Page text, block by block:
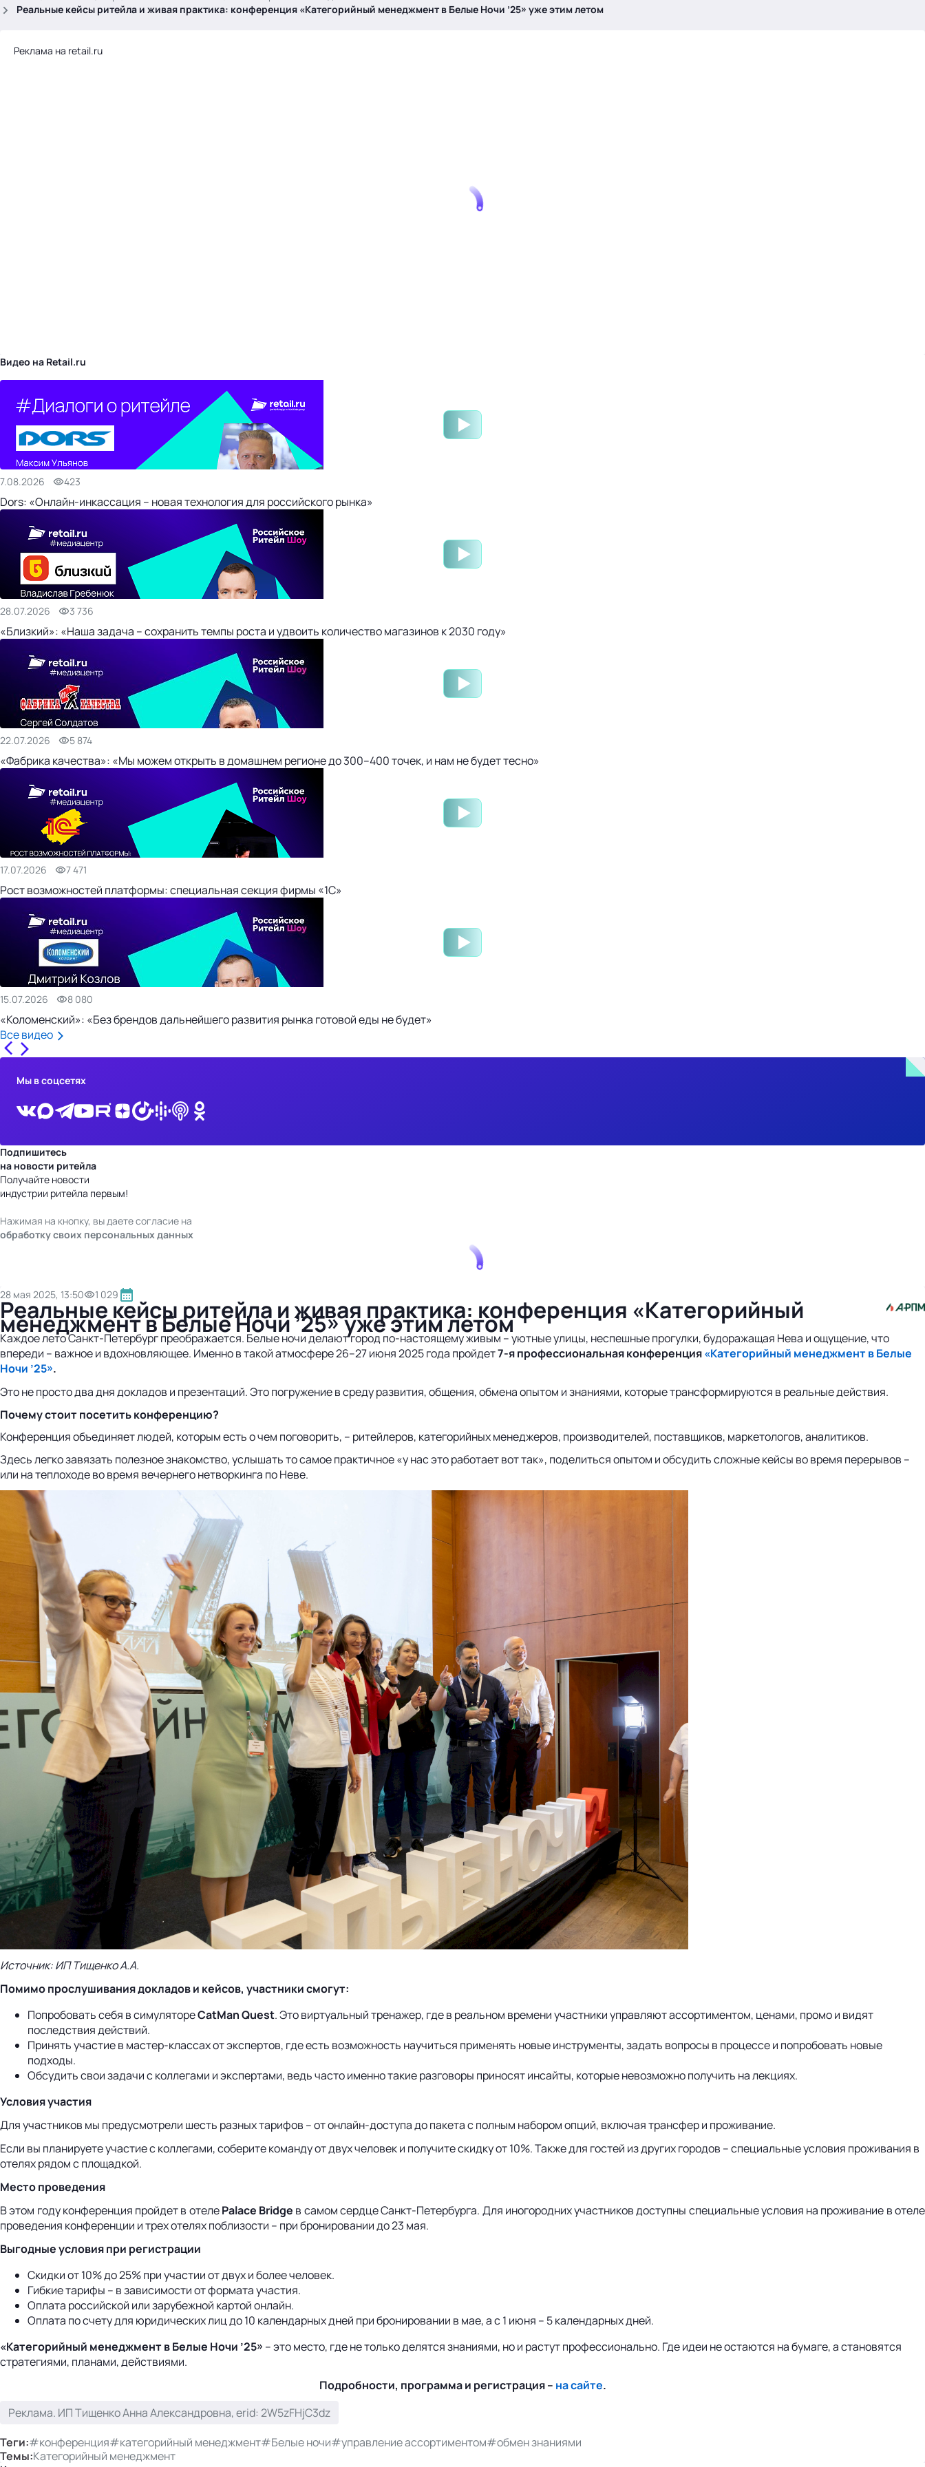
Реальные кейсы ритейла и живая практика: конференция «Категорийный менеджмент в Белые Ночи ’25» уже этим летом
Реклама на retail.ru
Видео на Retail.ru
7.08.2026 423
Dors: «Онлайн-инкассация – новая технология для российского рынка»
28.07.2026 3 736
«Близкий»: «Наша задача – сохранить темпы роста и удвоить количество магазинов к 2030 году»
22.07.2026 5 874
«Фабрика качества»: «Мы можем открыть в домашнем регионе до 300–400 точек, и нам не будет тесно»
17.07.2026 7 471
Рост возможностей платформы: специальная секция фирмы «1С»
15.07.2026 8 080
«Коломенский»: «Без брендов дальнейшего развития рынка готовой еды не будет»
Все видео
Мы в соцсетях
Подпишитесь
на новости ритейла
Получайте новости
индустрии ритейла первым!
Нажимая на кнопку, вы даете согласие на
обработку своих персональных данных
28 мая 2025, 13:50 1 029
Реальные кейсы ритейла и живая практика: конференция «Категорийный
менеджмент в Белые Ночи ’25» уже этим летом
Каждое лето Санкт-Петербург преображается. Белые ночи делают город по-настоящему живым – уютные улицы, неспешные прогулки, будоражащая Невa и ощущение, что
впереди – важное и вдохновляющее. Именно в такой атмосфере 26–27 июня 2025 года пройдет7-я профессиональная конференция«Категорийный менеджмент в Белые
Ночи ’25».
Это не просто два дня докладов и презентаций. Это погружение в среду развития, общения, обмена опытом и знаниями, которые трансформируются в реальные действия.
Почему стоит посетить конференцию?
Конференция объединяет людей, которым есть о чем поговорить, – ритейлеров, категорийных менеджеров, производителей, поставщиков, маркетологов, аналитиков.
Здесь легко завязать полезное знакомство, услышать то самое практичное «у нас это работает вот так», поделиться опытом и обсудить сложные кейсы во время перерывов –
или на теплоходе во время вечернего нетворкинга по Неве.
Источник: ИП Тищенко А.А.
Помимо прослушивания докладов и кейсов, участники смогут:
Попробовать себя в симулятореCatMan Quest. Это виртуальный тренажер, где в реальном времени участники управляют ассортиментом, ценами, промо и видят
последствия действий.
Принять участие в мастер-классах от экспертов, где есть возможность научиться применять новые инструменты, задать вопросы в процессе и попробовать новые
подходы.
Обсудить свои задачи с коллегами и экспертами, ведь часто именно такие разговоры приносят инсайты, которые невозможно получить на лекциях.
Условия участия
Для участников мы предусмотрели шесть разных тарифов – от онлайн-доступа до пакета с полным набором опций, включая трансфер и проживание.
Если вы планируете участие с коллегами, соберите команду от двух человек и получите скидку от 10%. Также для гостей из других городов – специальные условия проживания в
отелях рядом с площадкой.
Место проведения
В этом году конференция пройдет в отелеPalace Bridge в самом сердце Санкт-Петербурга. Для иногородних участников доступны специальные условия на проживание в отеле
проведения конференции и трех отелях поблизости – при бронировании до 23 мая.
Выгодные условия при регистрации
Скидки от 10% до 25% при участии от двух и более человек.
Гибкие тарифы – в зависимости от формата участия.
Оплата российской или зарубежной картой онлайн.
Оплата по счету для юридических лиц до 10 календарных дней при бронировании в мае, а с 1 июня – 5 календарных дней.
«Категорийный менеджмент в Белые Ночи ’25» – это место, где не только делятся знаниями, но и растут профессионально. Где идеи не остаются на бумаге, а становятся
стратегиями, планами, действиями.
Подробности, программа и регистрация – на сайте.
Реклама. ИП Тищенко Анна Александровна, erid: 2W5zFHjC3dz
Теги:#конференция#категорийный менеджмент#Белые ночи#управление ассортиментом#обмен знаниями
Темы:Категорийный менеджмент